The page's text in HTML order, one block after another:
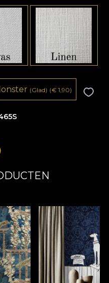
(Glad) (€ 1,90)